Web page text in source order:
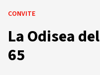
CONVITE
La Odisea
65